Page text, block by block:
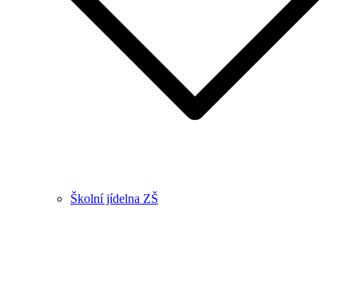
Školní jídelna ZŠ